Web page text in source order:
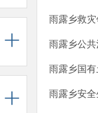
雨露乡救
雨露乡公
雨露乡国
雨露乡安